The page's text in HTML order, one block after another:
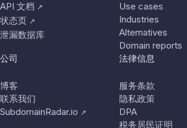
API 文档 ↗
状态页 ↗
泄漏数据库
Use cases
Industries
Alternatives
Domain reports
公司
博客
联系我们
SubdomainRadar.io ↗
法律信息
服务条款
隐私政策
DPA
税务居民证明